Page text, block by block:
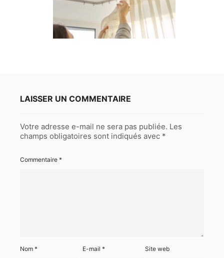
LAISSER UN COMMENTAIRE
Votre adresse e-mail ne sera pas publiée. Les
champs obligatoires sont indiqués avec *
Commentaire *
Nom * E-mail* Site web